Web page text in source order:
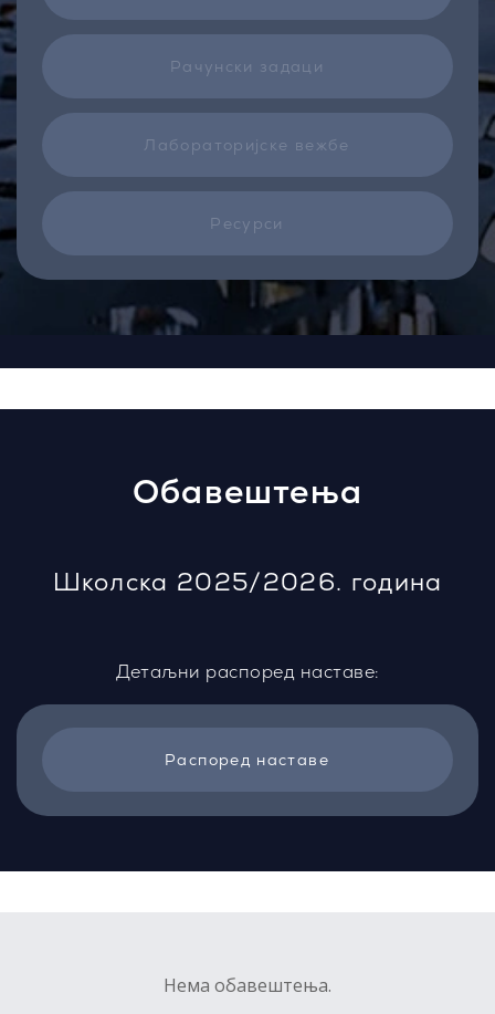
Рачунски задаци
Лабораторијске вежбе
Ресурси
Обавештења
Школска 2025/2026. година
Детаљни распоред наставе:
Распоред наставе
Нема обавештења.